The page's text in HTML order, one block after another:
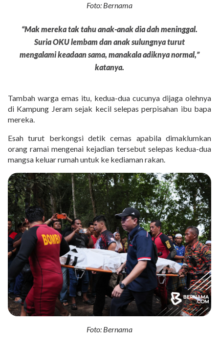
Foto: Bernama
“Mak mereka tak tahu anak-anak dia dah meninggal.
Suria OKU lembam dan anak sulungnya turut
mengalami keadaan sama, manakala adiknya normal,”
katanya.
Tambah warga emas itu, kedua-dua cucunya dijaga olehnya
di Kampung Jeram sejak kecil selepas perpisahan ibu bapa
mereka.
Esah turut berkongsi detik cemas apabila dimaklumkan
orang ramai mengenai kejadian tersebut selepas kedua-dua
mangsa keluar rumah untuk ke kediaman rakan.
Foto: Bernama